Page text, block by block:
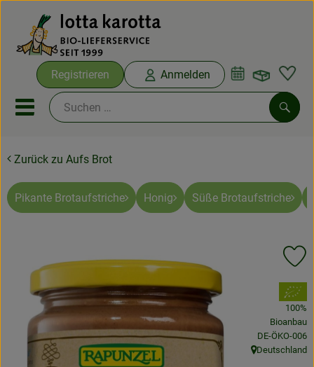
Registrieren Anmelden
Mobiles Menu öffnen oder
Ökokisten
Bio-Kochboxen
Ökokisten
Saisonthemen
Neues & Angebote
Obst & Gemüse
Zurück zu Aufs Brot
Pikante Brotaufstriche Honig Süße Brotaufstriche
, Verband:
100%
Bioanbau
, Kontrollstelle:
DE-ÖKO-006
, Herkunft:
Deutschland